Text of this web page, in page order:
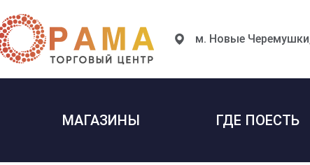
м. Новые
МАГАЗИНЫ ГДЕ ПОЕСТЬ